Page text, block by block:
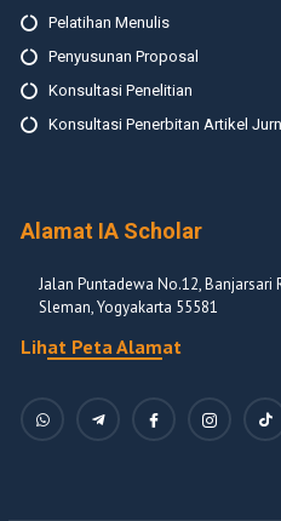
Pelatihan Menulis
Penyusunan Proposal
Konsultasi Penelitian
Konsultasi Penerbitan Artikel
Alamat IA Scholar
Jalan Puntadewa No.12, Banjarsari
Sleman, Yogyakarta 55581
Lihat Peta Alamat